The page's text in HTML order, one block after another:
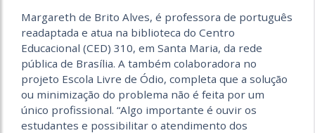
Margareth de Brito Alves, é professora de português
readaptada e atua na biblioteca do Centro
Educacional (CED) 310, em Santa Maria, da rede
pública de Brasília. A também colaboradora no
projeto Escola Livre de Ódio, completa que a solução
ou minimização do problema não é feita por um
único profissional. “Algo importante é ouvir os
estudantes e possibilitar o atendimento dos